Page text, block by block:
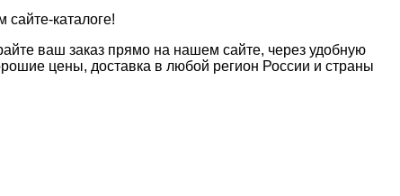
каталоге!
ваш заказ прямо на нашем сайте, через удобную
цены, доставка в любой регион России и страны